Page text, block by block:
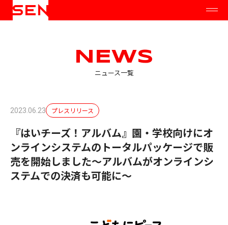
NEWS
ニュース一覧
2023.06.23 プレスリリース
『はいチーズ！アルバム』園・学校向けにオ
ンラインシステムのトータルパッケージで販
売を開始しました～アルバムがオンラインシ
ステムでの決済も可能に～